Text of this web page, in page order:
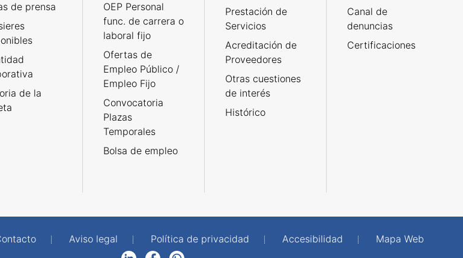
de prensa
de la
OEP Personal
func. de carrera o
laboral fijo
Ofertas de
Empleo Público /
Empleo Fijo
Convocatoria
Plazas
Temporales
Bolsa de empleo
Prestación de
Servicios
Acreditación de
Proveedores
Otras cuestiones
de interés
Histórico
Canal de
denuncias
Certificaciones
Aviso legal Política de privacidad Accesibilidad
Mapa Web